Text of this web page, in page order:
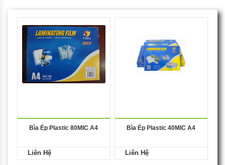
Bìa Ép Plastic 80MIC A4
Liên Hệ
Bìa Ép Plastic 40MIC A4
Liên Hệ